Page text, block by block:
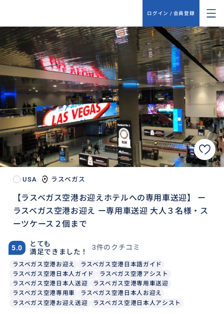
ログイン / 会員登録
USA ラスベガス
【ラスベガス空港お迎えホテルへの専用車送迎】 ー
ラスベガス空港お迎え ー専用車送迎 大人３名様・ス
ーツケース２個まで
5.0
とても
満足できました！
3件のクチコミ
ラスベガス空港お迎え
ラスベガス空港日本語ガイド
ラスベガス空港日本人ガイド
ラスベガス空港アシスト
ラスベガス空港日本人送迎
ラスベガス空港専用車送迎
ラスベガス空港専用車
ラスベガス空港日本人お迎え
ラスベガス空港お迎え送迎
ラスベガス空港日本人アシスト